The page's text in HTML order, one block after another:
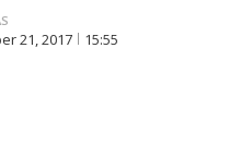
21, 2017 15:55